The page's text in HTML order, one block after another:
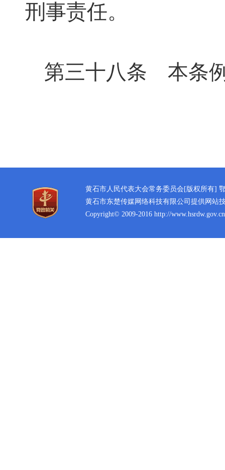
刑事责任。
第三十八条 本条
黄石市人民代表大会常务委员会[版权所有]
黄石市东楚传媒网络科技有限公司提供网站
Copyright© 2009-2016 http://